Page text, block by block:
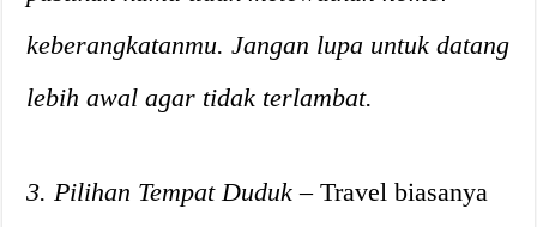
keberangkatanmu. Jangan lupa untuk datang
lebih awal agar tidak terlambat.
3. Pilihan Tempat Duduk – Travel biasanya